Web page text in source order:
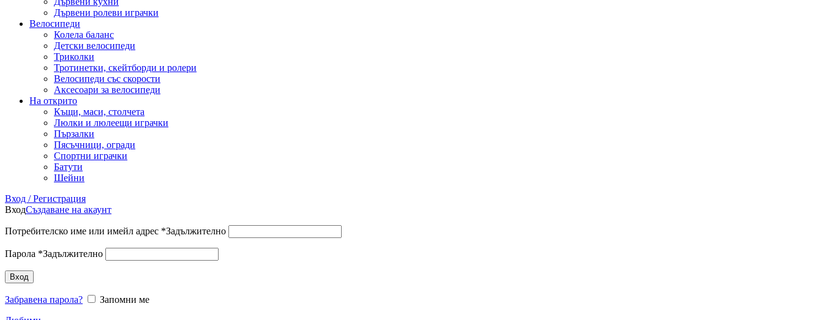
Дървени ролеви играчки
Велосипеди
Колела баланс
Детски велосипеди
Триколки
Тротинетки, скейтборди и ролери
Велосипеди със скорости
Аксесоари за велосипеди
На открито
Къщи, маси, столчета
Люлки и люлеещи играчки
Пързалки
Пясъчници, огради
Спортни играчки
Батути
Шейни
Вход / Регистрация
ВходСъздаване на акаунт
Потребителско име или имейл адрес *Задължително
Парола *Задължително
Вход
Забравена парола?
Запомни ме